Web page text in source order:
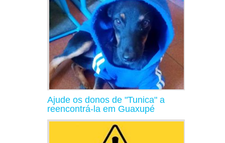
Ajude os donos de "Tunica" a
reencontrá-la em Guaxupé